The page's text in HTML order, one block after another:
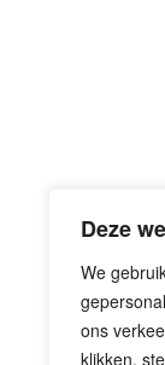
Deze
We
ons
klikken,